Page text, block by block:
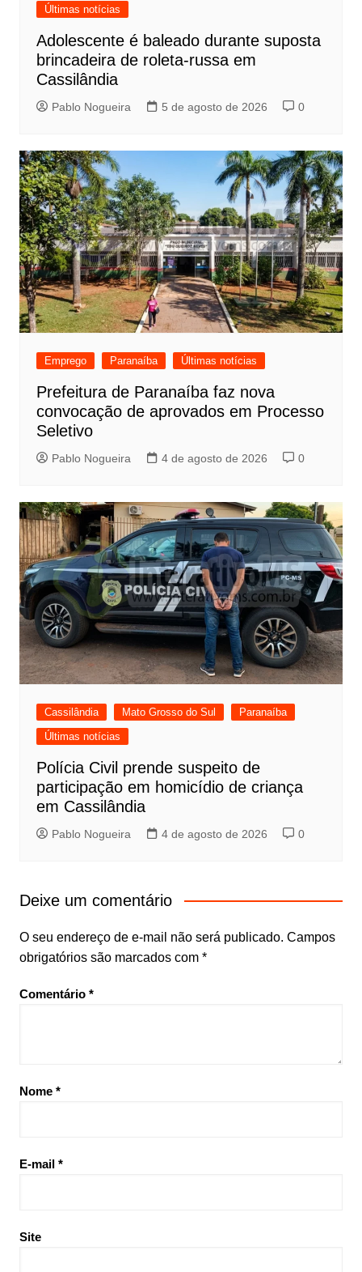
Últimas notícias
Adolescente é baleado durante suposta
brincadeira de roleta-russa em
Cassilândia
Pablo Nogueira 5 de agosto de 2026 0
Emprego Paranaíba Últimas notícias
Prefeitura de Paranaíba faz nova
convocação de aprovados em Processo
Seletivo
Pablo Nogueira 4 de agosto de 2026 0
Cassilândia Mato Grosso do Sul
Paranaíba
Últimas notícias
Polícia Civil prende suspeito de
participação em homicídio de criança
em Cassilândia
Pablo Nogueira 4 de agosto de 2026 0
Deixe um comentário
O seu endereço de e-mail não será publicado. Campos
obrigatórios são marcados com *
Comentário *
Nome *
E-mail *
Site